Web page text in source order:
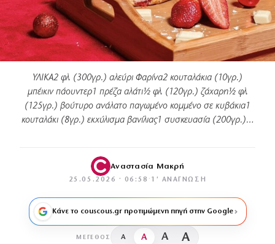
ΥΛΙΚΑ2 φλ. (300γρ.) αλεύρι Φαρίνα2 κουταλάκια (10γρ.)
μπέικιν πάουντερ1 πρέζα αλάτι½ φλ. (120γρ.) ζάχαρη½ φλ.
(125γρ.) βούτυρο ανάλατο παγωμένο κομμένο σε κυβάκια1
κουταλάκι (8γρ.) εκχύλισμα βανίλιας1 συσκευασία (200γρ.)…
Αναστασία Μακρή
25.05.2026 · 06:58 · 1′ ΑΝΆΓΝΩΣΗ
Κάνε το couscous.gr προτιμώμενη πηγή στην Google
ΜΈΓΕΘΟΣ A A A A